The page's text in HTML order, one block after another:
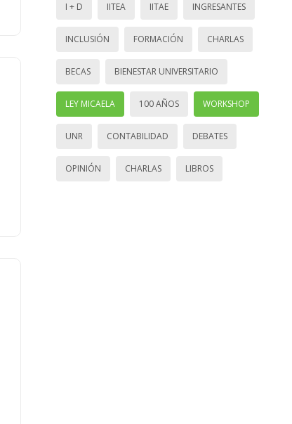
I + D IITEA IITAE INGRESANTES
INCLUSIÓN FORMACIÓN CHARLAS
BECAS BIENESTAR UNIVERSITARIO
LEY MICAELA 100 AÑOS WORKSHOP
UNR CONTABILIDAD DEBATES
OPINIÓN CHARLAS LIBROS